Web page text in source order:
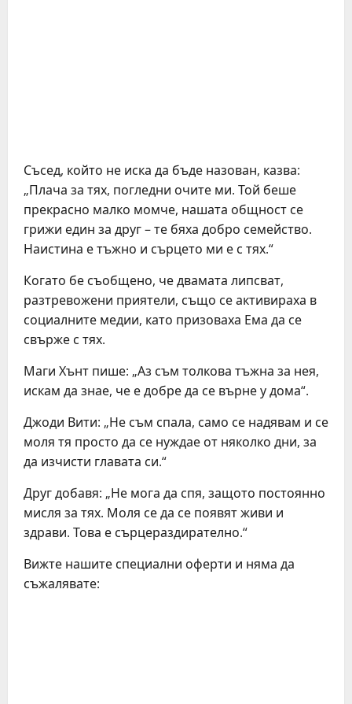
Съсед, който не иска да бъде назован, казва:
„Плача за тях, погледни очите ми. Той беше
прекрасно малко момче, нашата общност се
грижи един за друг – те бяха добро семейство.
Наистина е тъжно и сърцето ми е с тях.“
Когато бе съобщено, че двамата липсват,
разтревожени приятели, също се активираха в
социалните медии, като призоваха Ема да се
свърже с тях.
Маги Хънт пише: „Аз съм толкова тъжна за нея,
искам да знае, че е добре да се върне у дома“.
Джоди Вити: „Не съм спала, само се надявам и се
моля тя просто да се нуждае от няколко дни, за
да изчисти главата си.“
Друг добавя: „Не мога да спя, защото постоянно
мисля за тях. Моля се да се появят живи и
здрави. Това е сърцераздирателно.“
Вижте нашите специални оферти и няма да
съжалявате: